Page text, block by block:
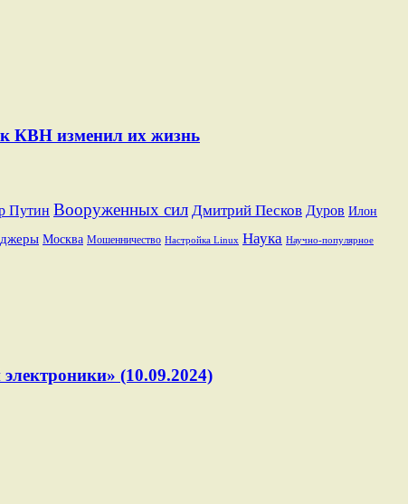
КВН изменил их жизнь
Путин Вооруженных сил Дмитрий Песков Дуров Илон
Москва Мошенничество Настройка Linux Наука Научно-популярное
(10.09.2024)